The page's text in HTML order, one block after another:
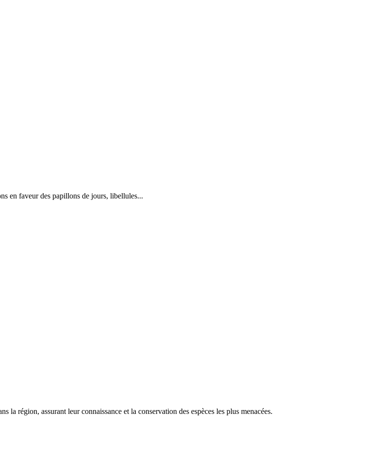
en faveur des papillons de jours, libellules...
région, assurant leur connaissance et la conservation des espèces les plus menacées.